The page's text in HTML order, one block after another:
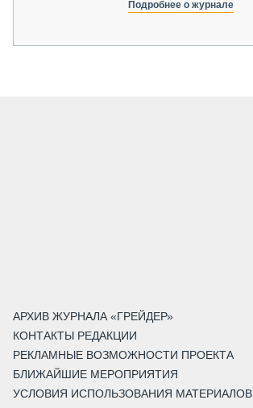
Подробнее о журнале
АРХИВ ЖУРНАЛА «ГРЕЙДЕР»
КОНТАКТЫ РЕДАКЦИИ
РЕКЛАМНЫЕ ВОЗМОЖНОСТИ ПРОЕКТА
БЛИЖАЙШИЕ МЕРОПРИЯТИЯ
УСЛОВИЯ ИСПОЛЬЗОВАНИЯ МАТЕРИАЛОВ